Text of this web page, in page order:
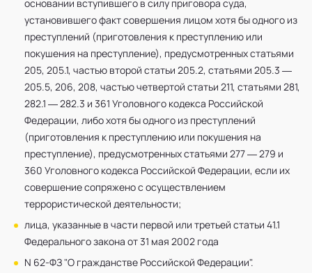
основании вступившего в силу приговора суда,
установившего факт совершения лицом хотя бы одного из
преступлений (приготовления к преступлению или
покушения на преступление), предусмотренных статьями
205, 205.1, частью второй статьи 205.2, статьями 205.3 —
205.5, 206, 208, частью четвертой статьи 211, статьями 281,
282.1 — 282.3 и 361 Уголовного кодекса Российской
Федерации, либо хотя бы одного из преступлений
(приготовления к преступлению или покушения на
преступление), предусмотренных статьями 277 — 279 и
360 Уголовного кодекса Российской Федерации, если их
совершение сопряжено с осуществлением
террористической деятельности;
лица, указанные в части первой или третьей статьи 41.1
Федерального закона от 31 мая 2002 года
N 62-ФЗ "О гражданстве Российской Федерации".